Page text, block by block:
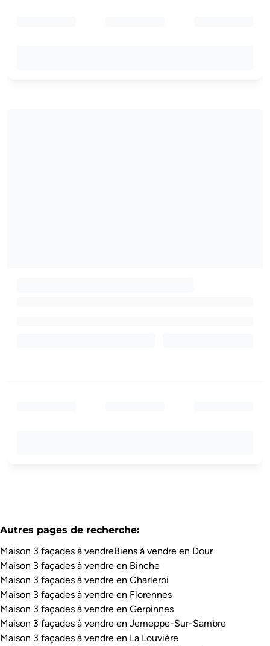
Autres pages de recherche:
Maison 3 façades à vendreBiens à vendre en Dour
Maison 3 façades à vendre en Binche
Maison 3 façades à vendre en Charleroi
Maison 3 façades à vendre en Florennes
Maison 3 façades à vendre en Gerpinnes
Maison 3 façades à vendre en Jemeppe-Sur-Sambre
Maison 3 façades à vendre en La Louvière